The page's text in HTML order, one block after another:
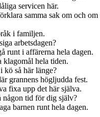
servicen här.
samma sak om och om
i familjen.
arbetsdagen?
runt i affärerna hela dagen.
klagomål hela tiden.
kö så här länge?
grannens högljudda fest.
fixa upp det här själva.
någon tid för dig själv?
barnen runt hela dagen.